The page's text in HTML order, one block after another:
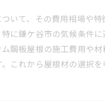
いて、その費用相場や
に鎌ケ谷市の気候条件
鋼板屋根の施工費用や
れから屋根材の選択